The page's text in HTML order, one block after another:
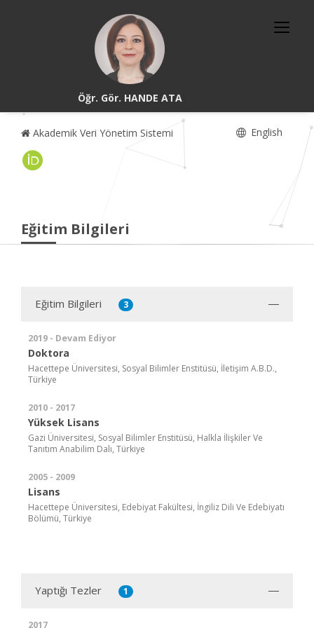
Öğr. Gör. HANDE ATA
Akademik Veri Yönetim Sistemi English
Eğitim Bilgileri
Eğitim Bilgileri 3
2019 - Devam Ediyor
Doktora
Hacettepe Üniversitesi, Sosyal Bilimler Enstitüsü, İletişim A.B.D.,
Türkiye
2010 - 2017
Yüksek Lisans
Gazi Üniversitesi, Sosyal Bilimler Enstitüsü, Halkla İlişkiler Ve
Tanıtım Anabilim Dalı, Türkiye
2005 - 2009
Lisans
Hacettepe Üniversitesi, Edebiyat Fakültesi, İngiliz Dili Ve Edebiyatı
Bölümü, Türkiye
Yaptığı Tezler 1
2017